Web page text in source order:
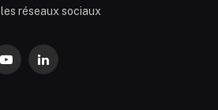
réseaux sociaux
YouTubeLinkedIn